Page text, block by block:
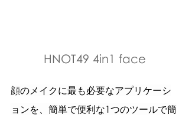
HNOT49 4in1 face
顔のメイクに最も必要なアプリケーシ
ョンを、簡単で便利な1つのツールで簡